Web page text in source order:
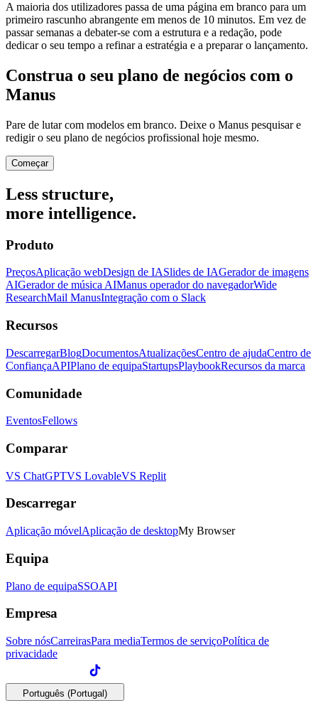
A maioria dos utilizadores passa de uma página em branco para um
primeiro rascunho abrangente em menos de 10 minutos. Em vez de
passar semanas a debater-se com a estrutura e a redação, pode
dedicar o seu tempo a refinar a estratégia e a preparar o lançamento.
Construa o seu plano de negócios com o
Manus
Pare de lutar com modelos em branco. Deixe o Manus pesquisar e
redigir o seu plano de negócios profissional hoje mesmo.
Começar
Less structure,
more intelligence.
Produto
PreçosAplicação webDesign de IASlides de IAGerador de imagens
AIGerador de música AIManus operador do navegadorWide
ResearchMail ManusIntegração com o Slack
Recursos
DescarregarBlogDocumentosAtualizaçõesCentro de ajudaCentro de
ConfiançaAPIPlano de equipaStartupsPlaybookRecursos da marca
Comunidade
EventosFellows
Comparar
VS ChatGPTVS LovableVS Replit
Descarregar
Aplicação móvelAplicação de desktopMy Browser
Equipa
Plano de equipaSSOAPI
Empresa
Sobre nósCarreirasPara mediaTermos de serviçoPolítica de
privacidade
Português (Portugal)